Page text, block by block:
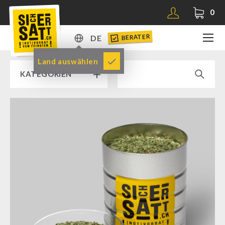
0
DE
DE
EN
Land auswählen
BERATER
KATEGORIEN
SICHERSATT PREMIUM NOTVORRAT
Ergänzungs-Pakete